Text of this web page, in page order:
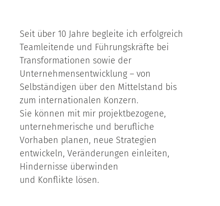
Seit über 10 Jahre begleite ich erfolgreich
Team­leitende und Führungs­kräfte bei
Trans­formationen sowie der
Unternehmens­entwicklung – von
Selbständigen über den Mittel­stand bis
zum inter­nationalen Konzern.
Sie können mit mir projekt­bezogene,
unter­nehmerische und berufliche
Vorhaben planen, neue Strategien
entwickeln, Veränderungen einleiten,
Hindernisse überwinden
und Konflikte lösen.